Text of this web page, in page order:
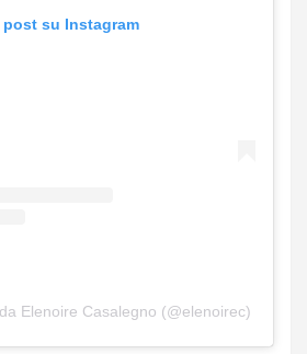
su Instagram
Elenoire Casalegno (@elenoirec)